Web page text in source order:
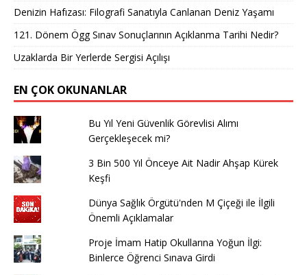
Denizin Hafızası: Filografi Sanatıyla Canlanan Deniz Yaşamı
121. Dönem Ögg Sınav Sonuçlarının Açıklanma Tarihi Nedir?
Uzaklarda Bir Yerlerde Sergisi Açılışı
EN ÇOK OKUNANLAR
Bu Yıl Yeni Güvenlik Görevlisi Alımı
Gerçekleşecek mi?
3 Bin 500 Yıl Önceye Ait Nadir Ahşap Kürek
Keşfi
Dünya Sağlık Örgütü'nden M Çiçeği ile İlgili
Önemli Açıklamalar
Proje İmam Hatip Okullarına Yoğun İlgi:
Binlerce Öğrenci Sınava Girdi